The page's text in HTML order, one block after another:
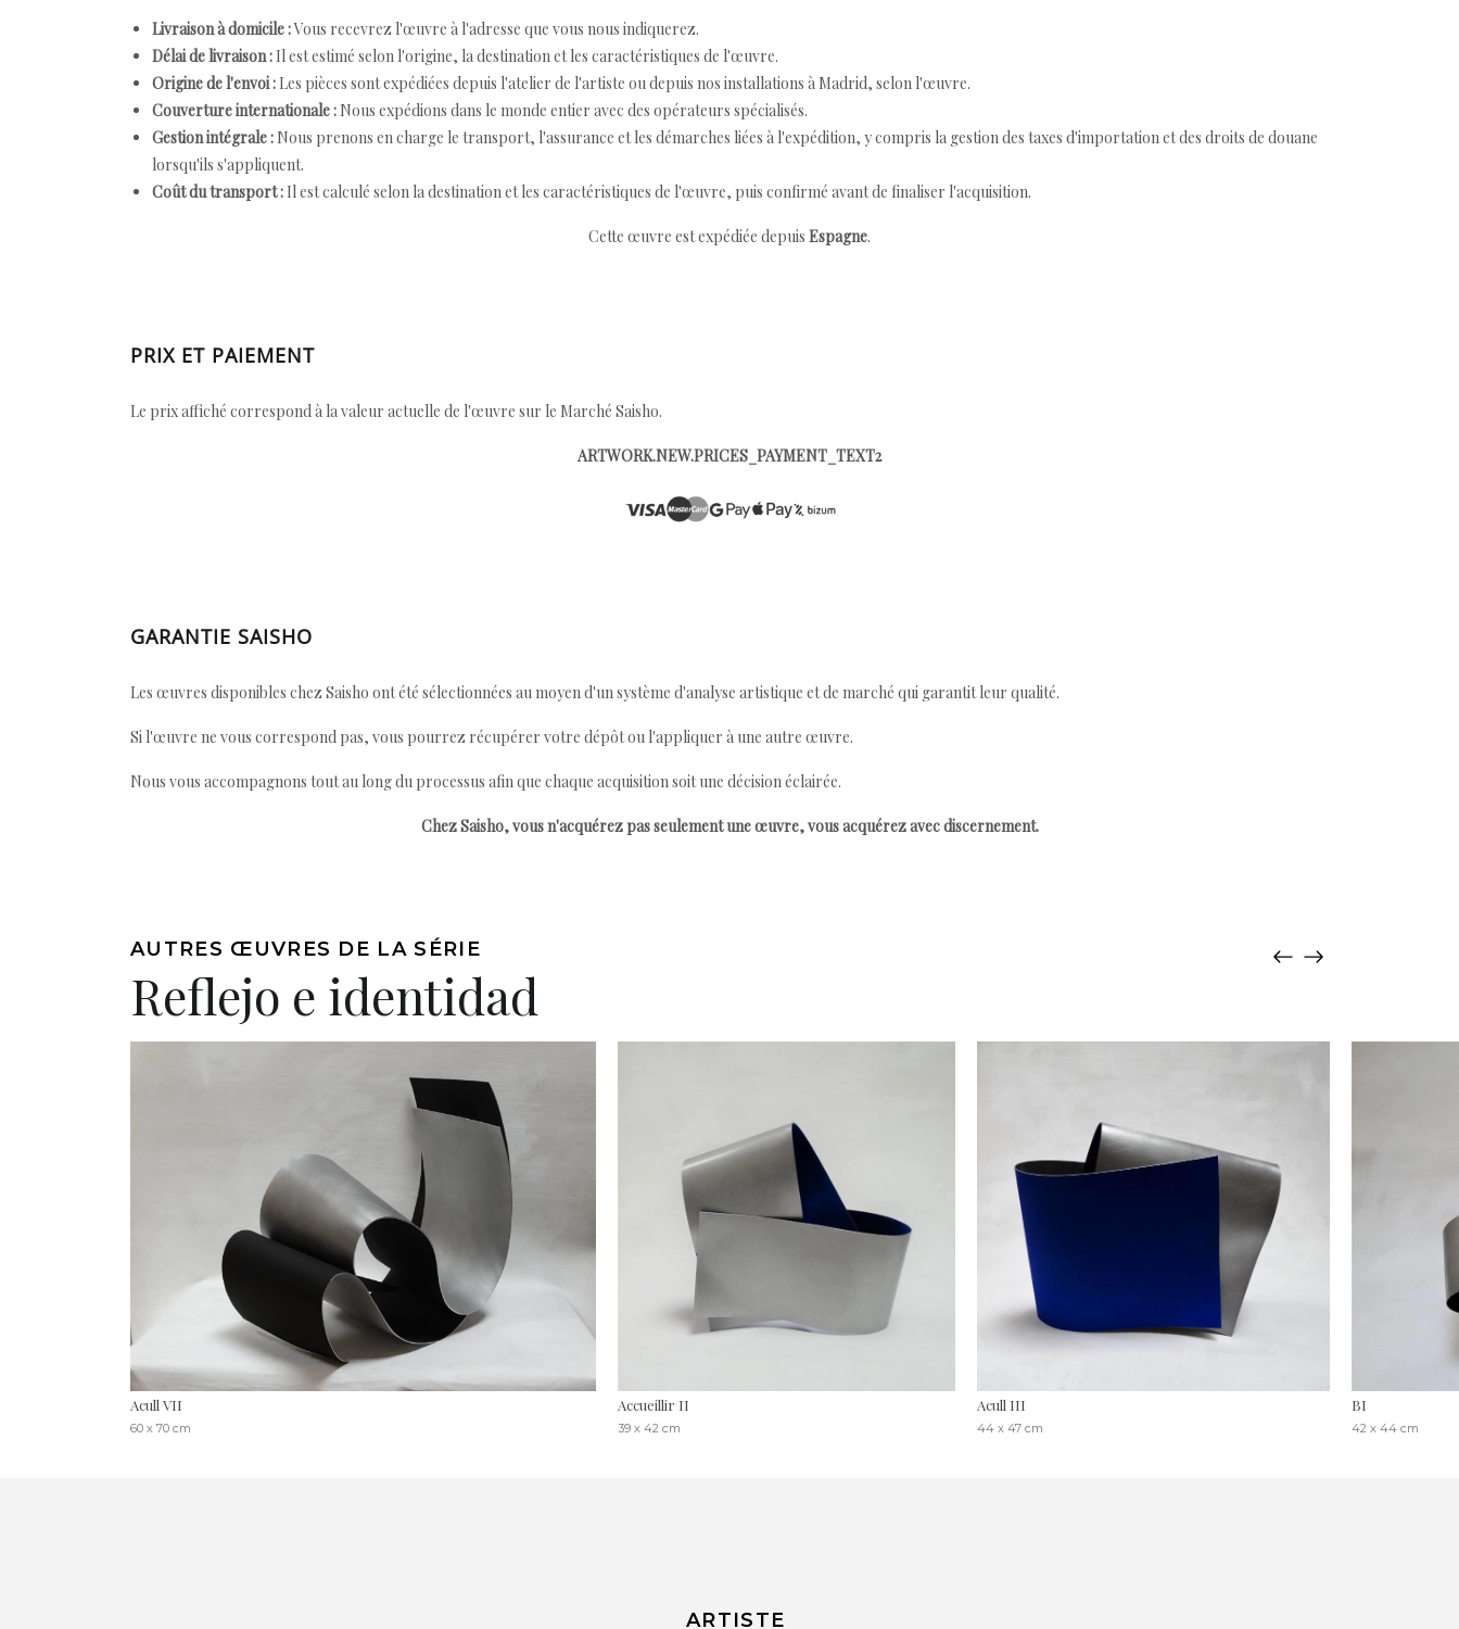
Livraison à domicile :Vous recevrez l'œuvre à l'adresse que vous nous indiquerez.
Délai de livraison : Il est estimé selon l'origine, la destination et les caractéristiques de l'œuvre.
Origine de l'envoi : Les pièces sont expédiées depuis l'atelier de l'artiste ou depuis nos installations à Madrid, selon l'œuvre.
Couverture internationale : Nous expédions dans le monde entier avec des opérateurs spécialisés.
Gestion intégrale : Nous prenons en charge le transport, l'assurance et les démarches liées à l'expédition, y compris la gestion des taxes d'importation et des droits de douane
lorsqu'ils s'appliquent.
Coût du transport : Il est calculé selon la destination et les caractéristiques de l'œuvre, puis confirmé avant de finaliser l'acquisition.
Cette œuvre est expédiée depuis Espagne.
PRIX ET PAIEMENT
Le prix affiché correspond à la valeur actuelle de l'œuvre sur le Marché Saisho.
ARTWORK.NEW.PRICES_PAYMENT_TEXT2
GARANTIE SAISHO
Les œuvres disponibles chez Saisho ont été sélectionnées au moyen d'un système d'analyse artistique et de marché qui garantit leur qualité.
Si l'œuvre ne vous correspond pas, vous pourrez récupérer votre dépôt ou l'appliquer à une autre œuvre.
Nous vous accompagnons tout au long du processus afin que chaque acquisition soit une décision éclairée.
Chez Saisho, vous n'acquérez pas seulement une œuvre, vous acquérez avec discernement.
AUTRES ŒUVRES DE LA SÉRIE
Reflejo e identidad
Acull VII
60 x 70 cm
Accueillir II
39 x 42 cm
Acull III
44 x 47 cm
BI
42 x 44 cm
ARTISTE